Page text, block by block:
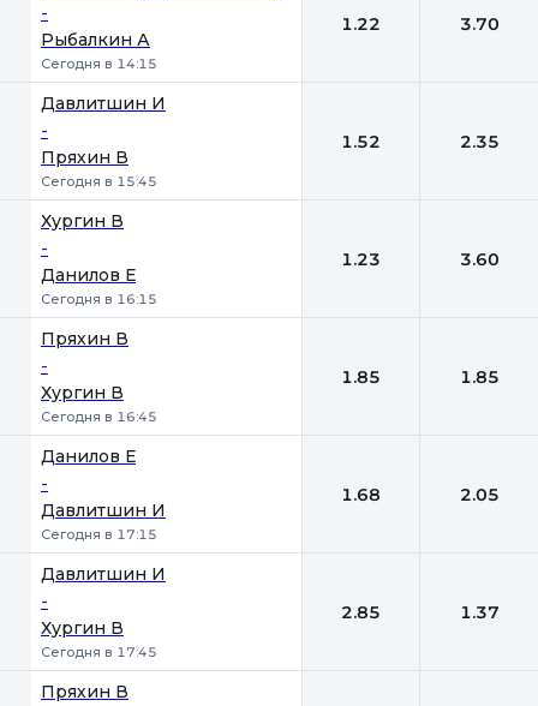
-
Рыбалкин А
Сегодня в 14:15
1.22 3.70
Давлитшин И
-
Пряхин В
Сегодня в 15:45
1.52 2.35
Хургин В
-
Данилов Е
Сегодня в 16:15
1.23 3.60
Пряхин В
-
Хургин В
Сегодня в 16:45
1.85 1.85
Данилов Е
-
Давлитшин И
Сегодня в 17:15
1.68 2.05
Давлитшин И
-
Хургин В
Сегодня в 17:45
2.85 1.37
Пряхин В